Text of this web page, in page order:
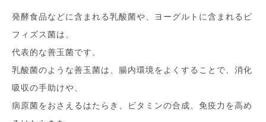
発酵食品などに含まれる乳酸菌や、ヨーグルトに含まれるビ
フィズス菌は、
代表的な善玉菌です。
乳酸菌のような善玉菌は、腸内環境をよくすることで、消化
吸収の手助けや、
病原菌をおさえるはたらき、ビタミンの合成、免疫力を高め